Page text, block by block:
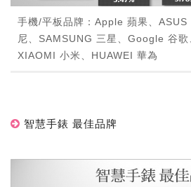
手機/平板品牌：Apple 蘋果、
尼、SAMSUNG 三星、Google 谷歌
XIAOMI 小米、HUAWEI 華為
智慧手錶 最佳品牌